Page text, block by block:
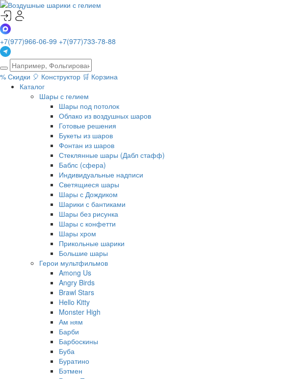
+7(977)966-06-99 +7(977)733-78-88
% Скидки 🎈 Конструктор 🛒 Корзина
Каталог
Шары с гелием
Шары под потолок
Облако из воздушных шаров
Готовые решения
Букеты из шаров
Фонтан из шаров
Стеклянные шары (Дабл стафф)
Баблс (сфера)
Индивидуальные надписи
Светящиеся шары
Шары с Дождиком
Шарики с бантиками
Шары без рисунка
Шары с конфетти
Шары хром
Прикольные шарики
Большие шары
Герои мультфильмов
Among Us
Angry Birds
Brawl Stars
Hello Kitty
Monster High
Ам ням
Барби
Барбоскины
Буба
Буратино
Бэтмен